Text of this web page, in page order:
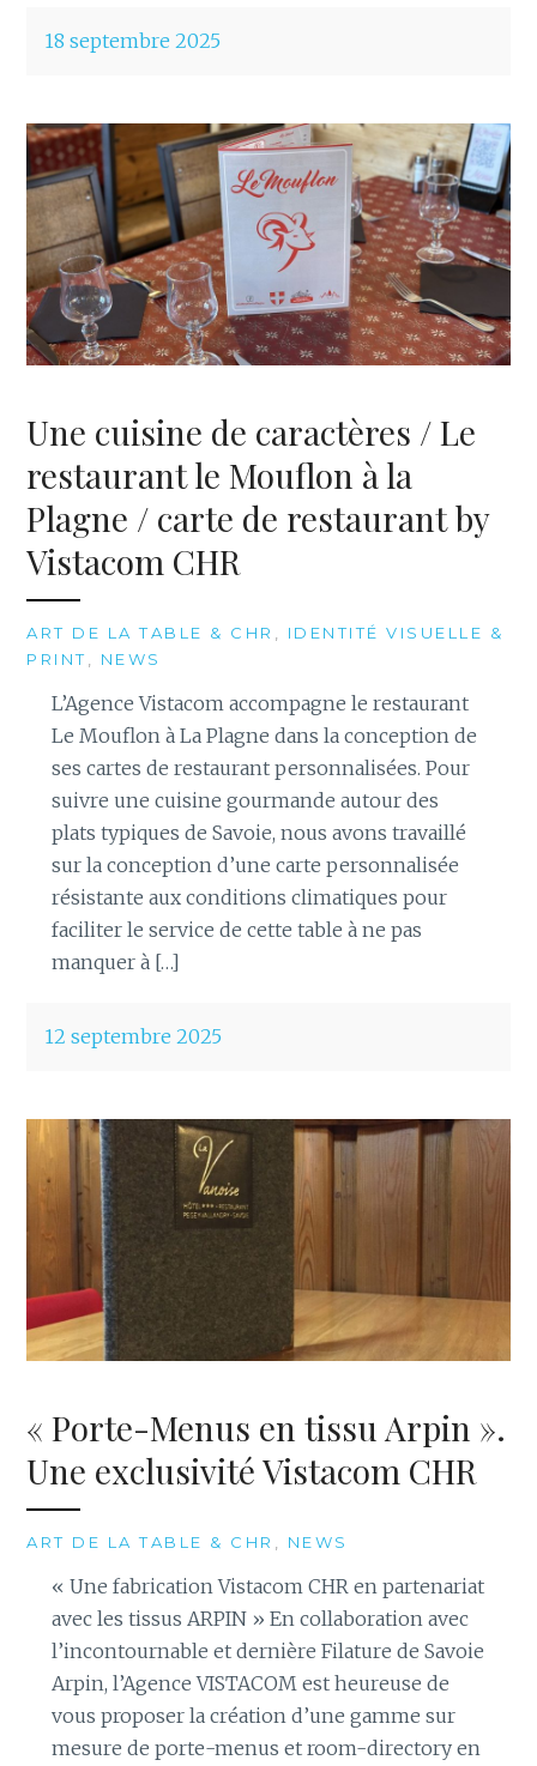
18 septembre 2025
Une cuisine de caractères / Le
restaurant le Mouflon à la
Plagne / carte de restaurant by
Vistacom CHR
ART DE LA TABLE & CHR
IDENTITÉ VISUELLE &
PRINT
NEWS
L’Agence Vistacom accompagne le restaurant
Le Mouflon à La Plagne dans la conception de
ses cartes de restaurant personnalisées. Pour
suivre une cuisine gourmande autour des
plats typiques de Savoie, nous avons travaillé
sur la conception d’une carte personnalisée
résistante aux conditions climatiques pour
faciliter le service de cette table à ne pas
manquer à […]
12 septembre 2025
« Porte-Menus en tissu Arpin ».
Une exclusivité Vistacom CHR
ART DE LA TABLE & CHR NEWS
« Une fabrication Vistacom CHR en partenariat
avec les tissus ARPIN » En collaboration avec
l’incontournable et dernière Filature de Savoie
Arpin, l’Agence VISTACOM est heureuse de
vous proposer la création d’une gamme sur
mesure de porte-menus et room-directory en